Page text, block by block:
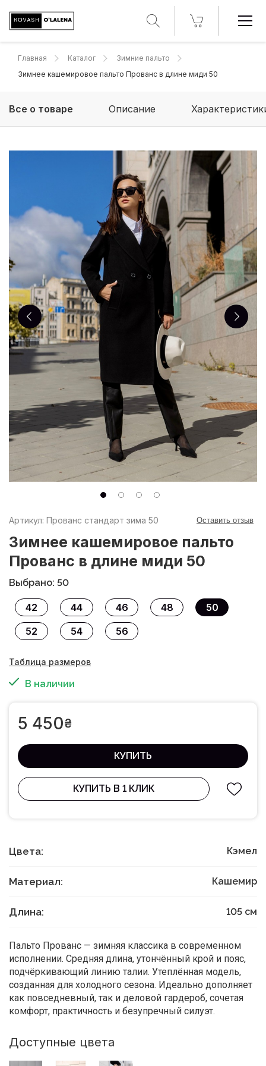
Главная Каталог
Зимние пальто
Зимнее кашемировое пальто Прованс в длине миди 50
Все о товаре Описание
Артикул: Прованс стандарт зима 50 Оставить отзыв
Зимнее кашемировое пальто
Прованс в длине миди 50
Выбрано: 50
42 44 46 48
50
52
54 56
Таблица размеров
В наличии
5 450₴
КУПИТЬ
КУПИТЬ В 1 КЛИК
Цвета: Кэмел
Материал: Кашемир
Длина: 105 см
Пальто Прованс — зимняя классика в современном
исполнении. Средняя длина, утончённый крой и пояс,
подчёркивающий линию талии. Утеплённая модель,
созданная для холодного сезона. Идеально дополняет
как повседневный, так и деловой гардероб, сочетая
комфорт, практичность и безупречный силуэт.
Доступные цвета